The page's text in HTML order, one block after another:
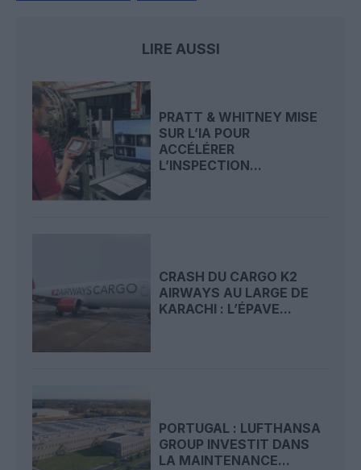
LIRE AUSSI
PRATT & WHITNEY MISE
SUR L’IA POUR
ACCÉLÉRER
L’INSPECTION...
CRASH DU CARGO K2
AIRWAYS AU LARGE DE
KARACHI : L’ÉPAVE...
PORTUGAL : LUFTHANSA
GROUP INVESTIT DANS
LA MAINTENANCE...